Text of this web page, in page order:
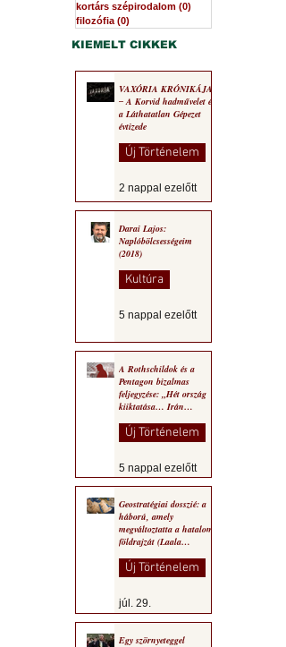
kortárs szépirodalom (0)
filozófia (0)
KIEMELT CIKKEK
VAXÓRIA KRÓNIKÁJA
‒ A Korvid hadművelet és
a Láthatatlan Gépezet
évtizede
Új Történelem
2 nappal ezelőtt
Darai Lajos:
Naplóbölcsességeim
(2018)
Kultúra
5 nappal ezelőtt
A Rothschildok és a
Pentagon bizalmas
feljegyzése: „Hét ország
kiiktatása… Irán
Új Történelem
5 nappal ezelőtt
Geostratégiai dosszié: a
háború, amely
megváltoztatta a hatalom
földrajzát (Laala
Új Történelem
júl. 29.
Egy szörnyeteggel